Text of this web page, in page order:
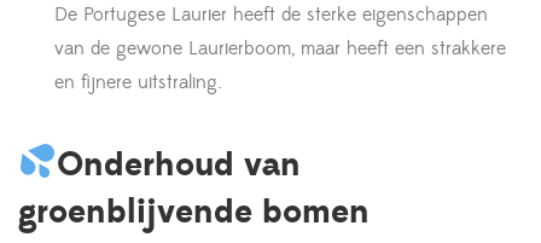
De Portugese Laurier heeft de sterke eigenschappen
van de gewone Laurierboom, maar heeft een strakkere
en fijnere uitstraling.
Onderhoud van
groenblijvende bomen